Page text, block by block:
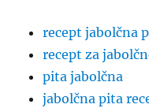
recept jabolčna
recept za
pita jabolčna
jabolčna pita